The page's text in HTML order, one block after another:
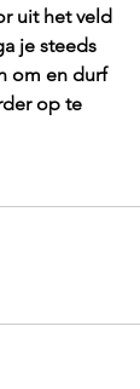
uit het veld
je steeds
om en durf
op te